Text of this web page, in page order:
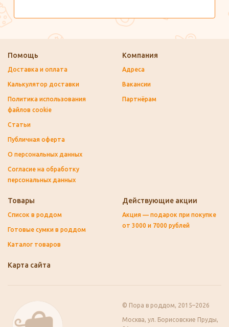
Помощь
Доставка и оплата
Калькулятор доставки
Политика использования
файлов cookie
Статьи
Публичная оферта
О персональных данных
Согласие на обработку
персональных данных
Компания
Адреса
Вакансии
Партнёрам
Товары
Список в роддом
Готовые сумки в роддом
Каталог товаров
Действующие акции
Акция — подарок при покупке
от 3000 и 7000 рублей
Карта сайта
© Пора в роддом, 2015–2026
Москва, ул. Борисовские Пруды,